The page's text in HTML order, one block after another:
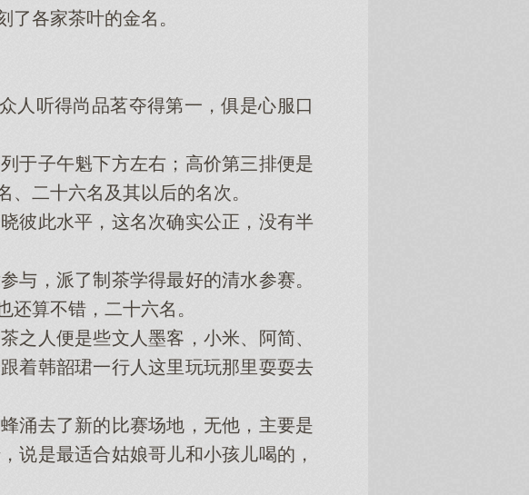
各家茶叶的金名。
听得尚品茗夺得第一，俱是心服口
子午魁下方左右；高价第三排便是
二十六名及其以后的名次。
此水平，这名次确实公正，没有半
，派了制茶学得最好的清水参赛。
算不错，二十六名。
人便是些文人墨客，小米、阿简、
着韩韶珺一行人这里玩玩那里耍耍去
去了新的比赛场地，无他，主要是
说是最适合姑娘哥儿和小孩儿喝的，